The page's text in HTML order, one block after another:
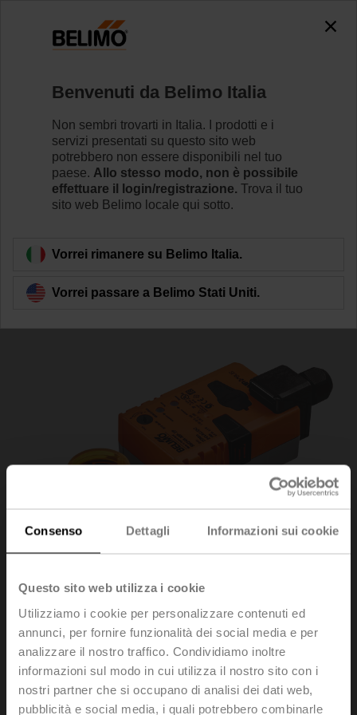
Consenso Dettagli Informazioni sui cookie
Questo sito web utilizza i cookie
Utilizziamo i cookie per personalizzare contenuti ed
annunci, per fornire funzionalità dei social media e per
analizzare il nostro traffico. Condividiamo inoltre
informazioni sul modo in cui utilizza il nostro sito con i
nostri partner che si occupano di analisi dei dati web,
pubblicità e social media, i quali potrebbero combinarle
accessing the absolute URL
"https://www.belimo.com/it/it_IT/~mgnlArea=cookies~".
Home Attuatori per serrande Attuatori senza funzione
SM24A-MP-TP
Torna alla categoria di prodotti
SM24A-MP-TP
Benvenuti da Belimo Italia
Non sembri trovarti in Italia. I prodotti e i
servizi presentati su questo sito web
potrebbero non essere disponibili nel tuo
paese. Allo stesso modo, non è possibile
effettuare il login/registrazione. Trova il tuo
sito web Belimo locale qui sotto.
Vorrei rimanere su Belimo Italia.
Vorrei passare a Belimo Stati Uniti.